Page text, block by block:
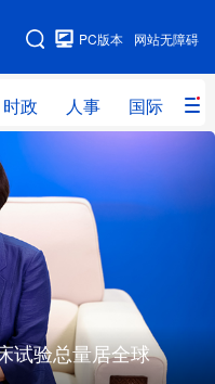
网站无障碍
PC版本
时政 人事 国际 财
时政 人事
网评
全球连线
量子 体育
健康 军事
试验总量居全球